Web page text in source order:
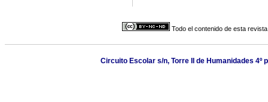
Todo el contenido de esta
Circuito Escolar s/n, Torre II de Humanidades 4º